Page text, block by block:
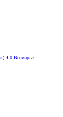
4.0 Всемирная.